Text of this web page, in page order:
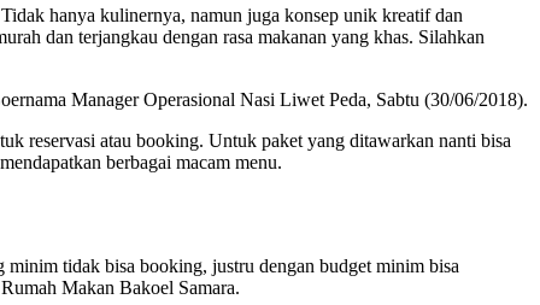
hanya kulinernya, namun juga konsep unik kreatif dan
dan terjangkau dengan rasa makanan yang khas. Silahkan
Manager Operasional Nasi Liwet Peda, Sabtu (30/06/2018).
reservasi atau booking. Untuk paket yang ditawarkan nanti bisa
berbagai macam menu.
minim tidak bisa booking, justru dengan budget minim bisa
Makan Bakoel Samara.